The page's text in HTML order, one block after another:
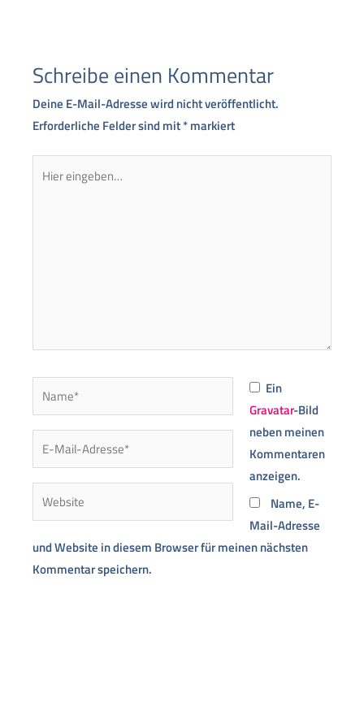
Schreibe einen Kommentar
Deine E-Mail-Adresse wird nicht veröffentlicht.
Erforderliche Felder sind mit*markiert
eingeben…
Name*
E-
Adresse*
Website
Ein
Gravatar-Bild
neben meinen
Kommentaren
anzeigen.
Name, E-
Mail-Adresse
und Website in diesem Browser für meinen nächsten
Kommentar speichern.